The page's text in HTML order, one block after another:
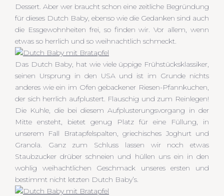
Dessert. Aber wer braucht schon eine zeitliche Begründung
für dieses Dutch Baby, ebenso wie die Gedanken sind auch
die Essgewohnheiten frei, so finden wir. Vor allem, wenn
etwas so herrlich und so weihnachtlich schmeckt.
Das Dutch Baby, hat wie viele üppige Frühstücksklassiker,
seinen Ursprung in den USA und ist im Grunde nichts
anderes wie ein im Ofen gebackener Riesen-Pfannkuchen,
der sich herrlich aufplustert. Flauschig und zum Reinlegen!
Die Kuhle, die bei diesem Aufplusterungsvorgang in der
Mitte ensteht, bietet genug Platz für eine Füllung, in
unserem Fall Bratapfelspalten, griechisches Joghurt und
Granola. Ganz zum Schluss lassen wir noch etwas
Staubzucker drüber schneien und hüllen uns ein in den
wohlig weihachtlichen Geschmack unseres ersten und
bestimmt nicht letzten Dutch Baby’s.